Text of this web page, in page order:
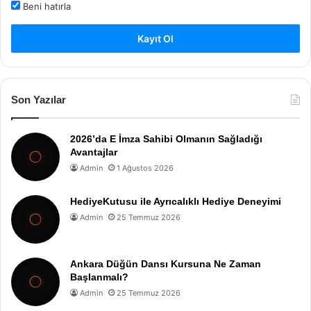
Beni hatırla
Kayıt Ol
Son Yazılar
2026’da E İmza Sahibi Olmanın Sağladığı
Avantajlar
Admin 1 Ağustos 2026
HediyeKutusu ile Ayrıcalıklı Hediye Deneyimi
Admin 25 Temmuz 2026
Ankara Düğün Dansı Kursuna Ne Zaman
Başlanmalı?
Admin 25 Temmuz 2026